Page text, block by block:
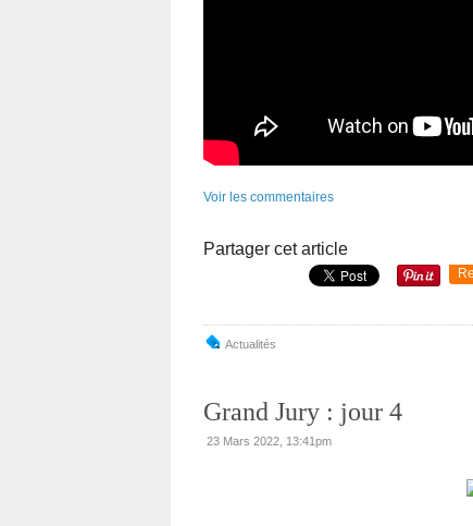
Voir les commentaires
Partager cet article
Actualités
Grand Jury : jour 4
23 Mars 2022, 13:41pm